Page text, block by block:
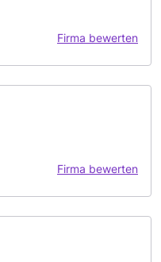
Firma bewerten
Firma bewerten